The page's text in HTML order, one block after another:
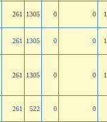
261 1305 0 0
261 1305 0 0
261 1305 0 0
261 522 0 0